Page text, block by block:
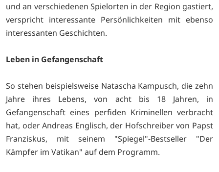
und an verschiedenen Spielorten in der Region gastiert,
verspricht interessante Persönlichkeiten mit ebenso
interessanten Geschichten.
Leben in Gefangenschaft
So stehen beispielsweise Natascha Kampusch, die zehn
Jahre ihres Lebens, von acht bis 18 Jahren, in
Gefangenschaft eines perfiden Kriminellen verbracht
hat, oder Andreas Englisch, der Hofschreiber von Papst
Franziskus, mit seinem "Spiegel"-Bestseller "Der
Kämpfer im Vatikan" auf dem Programm.